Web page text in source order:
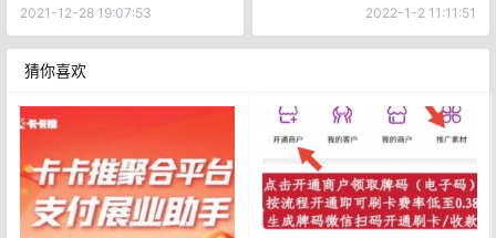
2021-12-28 19:07:53 2022-1-2 11:11:51
猜你喜欢